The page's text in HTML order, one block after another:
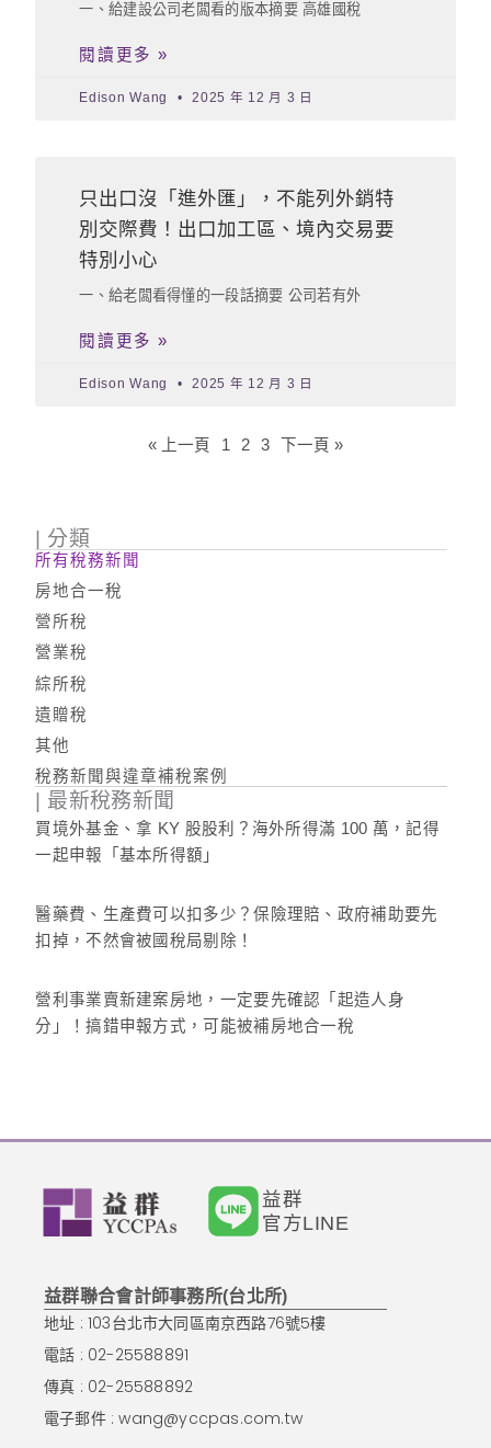
一、給建設公司老闆看的版本摘要 高雄國稅
閱讀更多 »
Edison Wang 2025 年 12 月 3 日
只出口沒「進外匯」，不能列外銷特
別交際費！出口加工區、境內交易要
特別小心
一、給老闆看得懂的一段話摘要 公司若有外
閱讀更多 »
Edison Wang 2025 年 12 月 3 日
« 上一頁 1 2 3 下一頁 »
| 分類
所有稅務新聞
房地合一稅
營所稅
營業稅
綜所稅
遺贈稅
其他
稅務新聞與違章補稅案例
| 最新稅務新聞
買境外基金、拿 KY 股股利？海外所得滿 100 萬，記得
一起申報「基本所得額」
醫藥費、生產費可以扣多少？保險理賠、政府補助要先
扣掉，不然會被國稅局剔除！
營利事業賣新建案房地，一定要先確認「起造人身
分」！搞錯申報方式，可能被補房地合一稅
益群
官方LINE
益群聯合會計師事務所(台北所)
地址 : 103台北市大同區南京西路76號5樓
電話 : 02-25588891
傳真 : 02-25588892
電子郵件 :wang@yccpas.com.tw